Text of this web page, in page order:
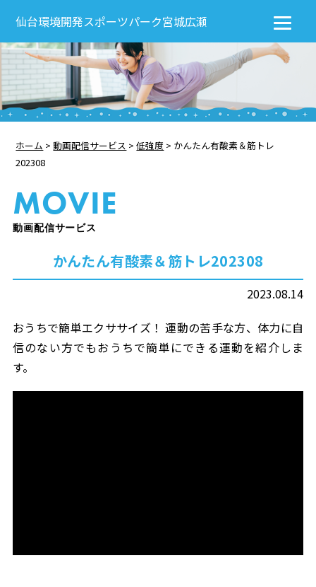
ホーム >動画配信サービス >低強度 > かんたん有酸素＆筋トレ
202308
MOVIE
動画配信サービス
かんたん有酸素＆筋トレ202308
2023.08.14
おうちで簡単エクササイズ！ 運動の苦手な方、体力に自
信のない方でもおうちで簡単にできる運動を紹介しま
す。
仙台環境開発スポーツパーク宮城広瀬